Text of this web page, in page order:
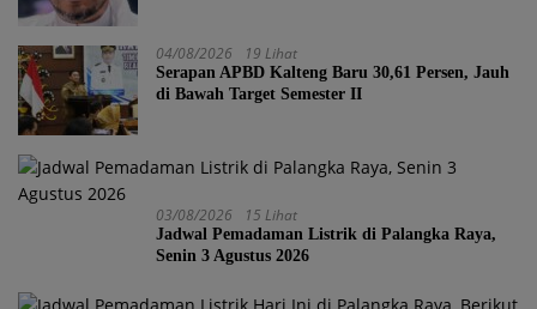
04/08/2026 19 Lihat
Serapan APBD Kalteng Baru 30,61 Persen, Jauh
di Bawah Target Semester II
03/08/2026 15 Lihat
Jadwal Pemadaman Listrik di Palangka Raya,
Senin 3 Agustus 2026